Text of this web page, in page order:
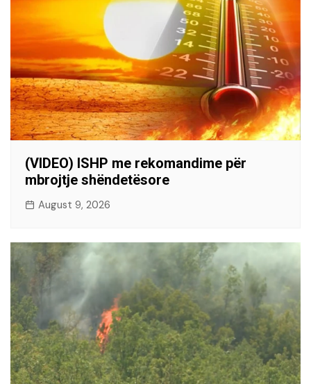
(VIDEO) ISHP me rekomandime për
mbrojtje shëndetësore
August 9, 2026